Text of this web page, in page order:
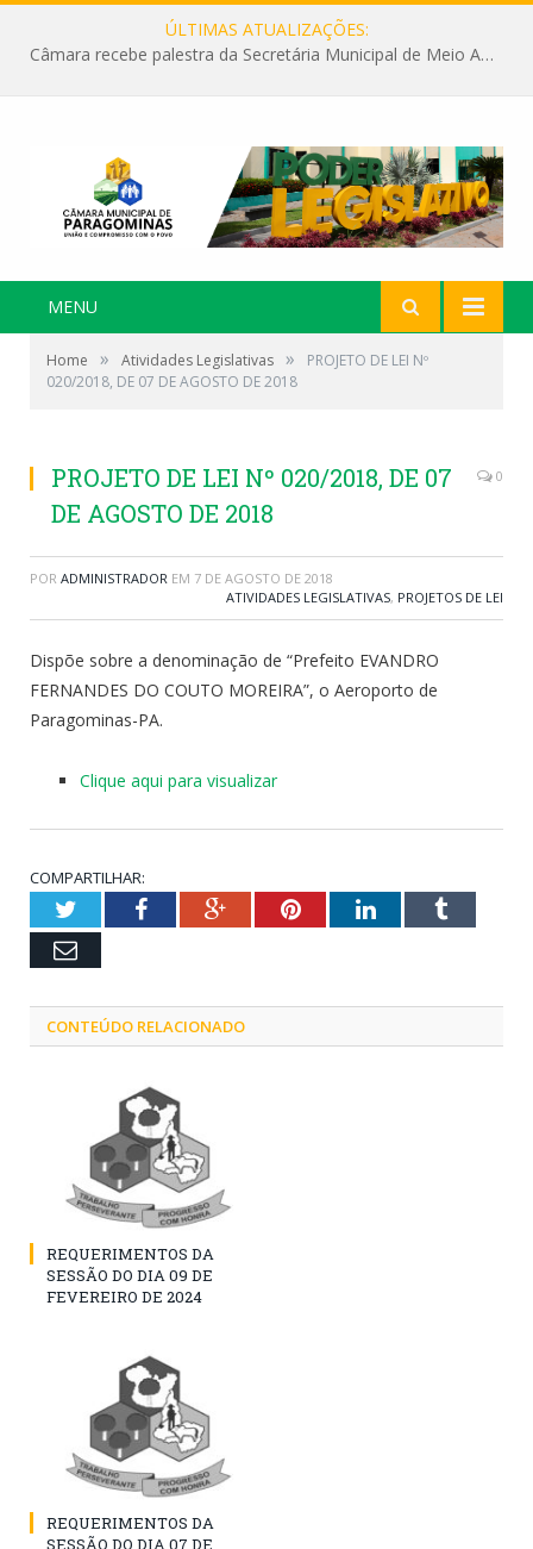
ÚLTIMAS ATUALIZAÇÕES:
Câmara recebe palestra da Secretária Municipal de Meio Ambiente sobre as ações da “SEMANA DO MEIO AMBIENTE”
MENU
Home » Atividades Legislativas »
PROJETO DE LEI Nº
020/2018, DE 07 DE AGOSTO DE 2018
PROJETO DE LEI Nº 020/2018, DE 07
DE AGOSTO DE 2018
0
POR ADMINISTRADOR EM 7 DE AGOSTO DE 2018
ATIVIDADES LEGISLATIVAS, PROJETOS DE LEI
Dispõe sobre a denominação de “Prefeito EVANDRO
FERNANDES DO COUTO MOREIRA”, o Aeroporto de
Paragominas-PA.
Clique aqui para visualizar
COMPARTILHAR:
TwitterFacebookGoogle+PinterestLinkedInTumblr
Email
CONTEÚDO RELACIONADO
REQUERIMENTOS DA
SESSÃO DO DIA 09 DE
FEVEREIRO DE 2024
REQUERIMENTOS DA
SESSÃO DO DIA 07 DE